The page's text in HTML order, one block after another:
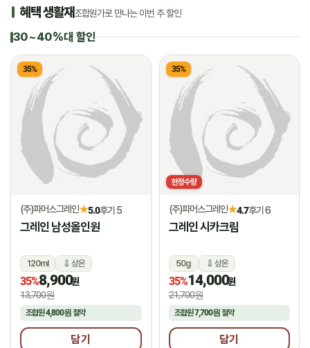
혜택 생활재조합원가로 만나는 이번 주 할인
30~40%대 할인
35%
(주)파머스그레인★5.0후기 5
그레인 남성올인원
120ml 상온
35%8,900원
13,700원
조합원4,800원 절약
담기
35%
한정수량
(주)파머스그레인★4.7후기 6
그레인 시카크림
50g 상온
35%14,000원
21,700원
조합원7,700원절약
담기